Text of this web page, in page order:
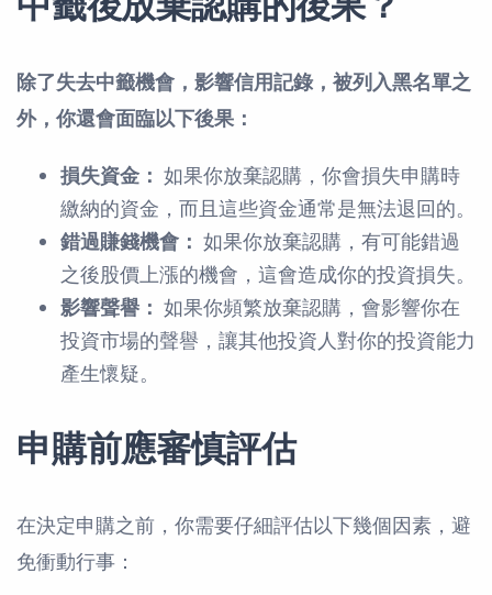
除了失去中籤機會，影響信用記錄，被列入黑名單之
外，你還會面臨以下後果：
損失資金： 如果你放棄認購，你會損失申購時
繳納的資金，而且這些資金通常是無法退回的。
錯過賺錢機會： 如果你放棄認購，有可能錯過
之後股價上漲的機會，這會造成你的投資損失。
影響聲譽： 如果你頻繁放棄認購，會影響你在
投資市場的聲譽，讓其他投資人對你的投資能力
產生懷疑。
申購前應審慎評估
在決定申購之前，你需要仔細評估以下幾個因素，避
免衝動行事：